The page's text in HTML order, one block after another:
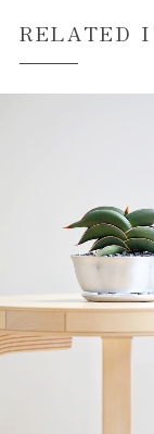
RELATED